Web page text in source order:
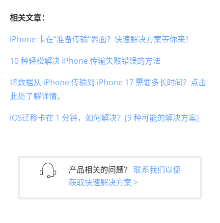
相关文章：
iPhone 卡在“准备传输”界面？快速解决方案等你来！
10 种轻松解决 iPhone 传输失败错误的方法
将数据从 iPhone 传输到 iPhone 17 需要多长时间？点击
此处了解详情。
iOS迁移卡在 1 分钟，如何解决？[9 种可能的解决方案]
产品相关的问题？ 联系我们以便
获取快速解决方案 >